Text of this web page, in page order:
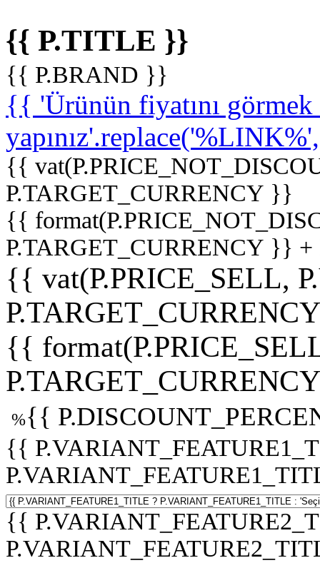
{{ P.TITLE }}
{{ P.BRAND }}
{{ 'Ürünün fiyatını
{{
P.TARGET_CURRENCY }}
{{
P.TARGET_CURRENCY }}
{{ vat(P.PRICE_SELL,
{{
%{{
{{
{{